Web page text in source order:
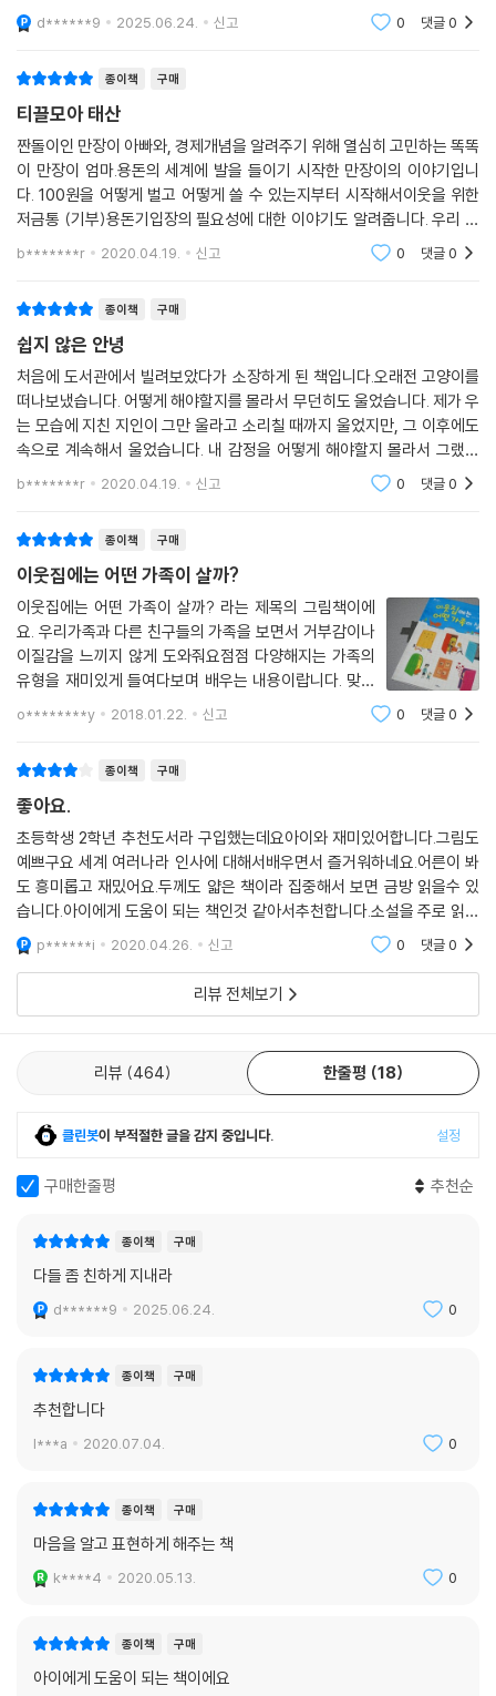
d******9 2025.06.24. 신고 0 댓글0
종이책 구매
티끌모아 태산
짠돌이인 만장이 아빠와, 경제개념을 알려주기 위해 열심히 고민하는 똑똑
이 만장이 엄마.용돈의 세계에 발을 들이기 시작한 만장이의 이야기입니
다. 100원을 어떻게 벌고 어떻게 쓸 수 있는지부터 시작해서이웃을 위한
저금통 (기부)용돈기입장의 필요성에 대한 이야기도 알려줍니다. 우리 엄
마도 일을 시켜서 돈을 주면 좋겠어요~ 저도 용돈기입장을 쓰고 싶어요~
b*******r 2020.04.19. 신고 0 댓글0
종이책 구매
쉽지 않은 안녕
처음에 도서관에서 빌려보았다가 소장하게 된 책입니다.오래전 고양이를
떠나보냈습니다. 어떻게 해야할지를 몰라서 무던히도 울었습니다. 제가 우
는 모습에 지친 지인이 그만 울라고 소리칠 때까지 울었지만, 그 이후에도
속으로 계속해서 울었습니다. 내 감정을 어떻게 해야할지 몰라서 그랬던
것 같아요. 밤밤이와 안녕할 시간을 읽으면서 그 때의 기억이 떠올라 또 눈
b*******r 2020.04.19. 신고 0 댓글0
종이책 구매
이웃집에는 어떤 가족이 살까?
이웃집에는 어떤 가족이 살까? 라는 제목의 그림책이에
요. 우리가족과 다른 친구들의 가족을 보면서 거부감이나
이질감을 느끼지 않게 도와줘요점점 다양해지는 가족의
유형을 재미있게 들여다보며 배우는 내용이랍니다. 맞벌
이를 하는 부모님, 재혼하신 부모님, 대가족, 국적이 다른
부모님, 엄마와 단둘이 사는 집, 입양을 통해 새로 꾸려진
o********y 2018.01.22. 신고 0 댓글0
종이책 구매
좋아요.
초등학생 2학년 추천도서라 구입했는데요아이와 재미있어합니다.그림도
예쁘구요 세계 여러나라 인사에 대해서배우면서 즐거워하네요.어른이 봐
도 흥미롭고 재밌어요.두께도 얇은 책이라 집중해서 보면 금방 읽을수 있
습니다.아이에게 도움이 되는 책인것 같아서추천합니다.소설을 주로 읽는
저희 아이에게 유익한 책입니다.선물해도 좋을것 같습니다.
p******i 2020.04.26. 신고 0 댓글0
리뷰 전체보기
리뷰 464 한줄평 18
클린봇이 부적절한 글을 감지 중입니다. 설정
구매한줄평 추천순
종이책 구매
다들 좀 친하게 지내라
d******9 2025.06.24. 0
종이책 구매
추천합니다
l***a 2020.07.04. 0
종이책 구매
마음을 알고 표현하게 해주는 책
k****4 2020.05.13. 0
종이책 구매
아이에게 도움이 되는 책이에요